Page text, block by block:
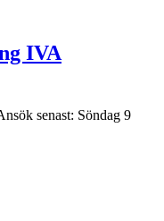
IVA
senast: Söndag 9